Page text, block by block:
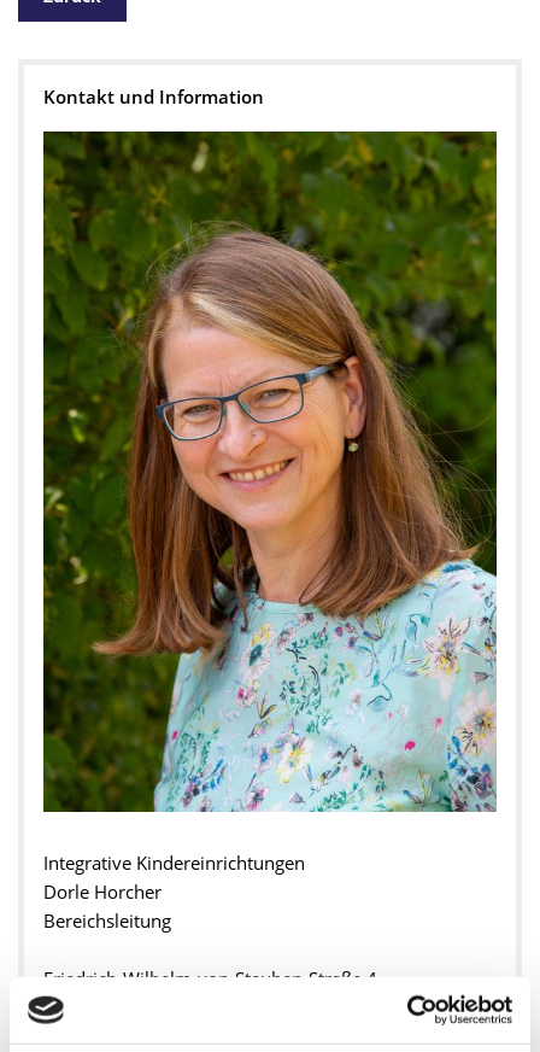
Kontakt und Information
Integrative Kindereinrichtungen
Dorle Horcher
Bereichsleitung
Friedrich-Wilhelm-von-Steuben-Straße 4
60487 Frankfurt am Main